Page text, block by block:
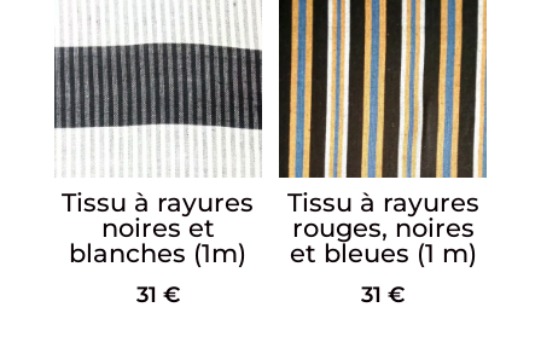
Tissu à rayures
noires et
blanches (1m)
31 €
Tissu à rayures
rouges, noires
et bleues (1 m)
31€